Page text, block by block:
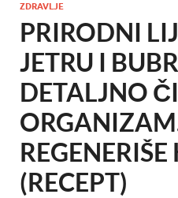
ZDRAVLJE
PRIRODNI
JETRU I
DETALJNO
REGENERIŠE
(RECEPT)